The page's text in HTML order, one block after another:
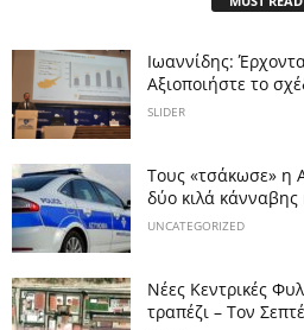
Ιωαννίδης:
Αξιοποιήστε το
SLIDER
Τους «τσάκωσε» η
δύο κιλά κάνναβης
UNCATEGORIZED
Νέες Κεντρικές
τραπέζι – Τον